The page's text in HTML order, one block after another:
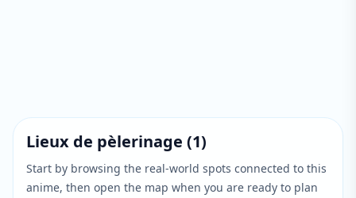
Lieux de pèlerinage (1)
Start by browsing the real-world spots connected to this
anime, then open the map when you are ready to plan